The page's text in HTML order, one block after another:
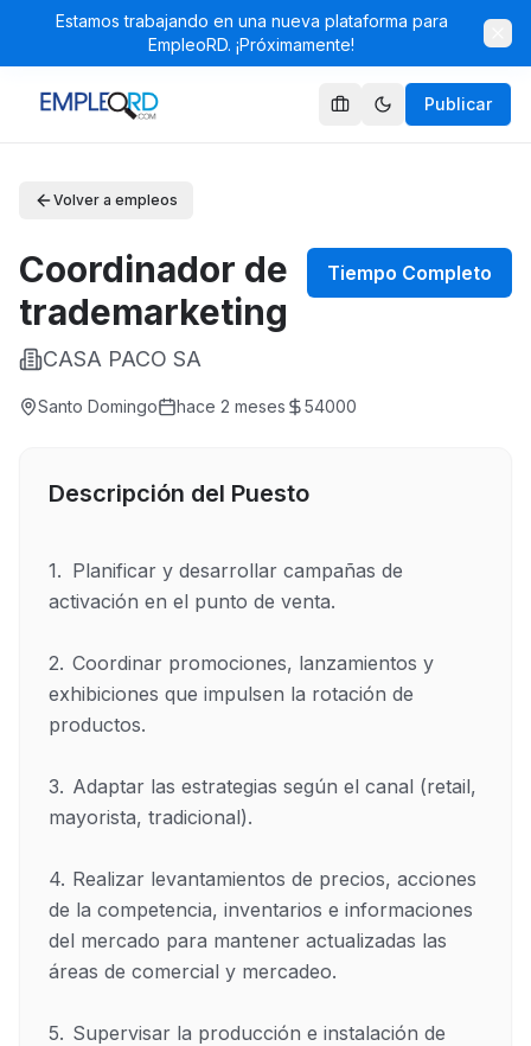
Estamos trabajando en una nueva plataforma para
EmpleoRD. ¡Próximamente!
Publicar
Volver a empleos
Coordinador de
trademarketing
CASA PACO SA
Tiempo Completo
Santo Domingo hace 2 meses 54000
Descripción del Puesto
1.	Planificar y desarrollar campañas de
activación en el punto de venta.
2.	Coordinar promociones, lanzamientos y
exhibiciones que impulsen la rotación de
productos.
3.	Adaptar las estrategias según el canal (retail,
mayorista, tradicional).
4.	Realizar levantamientos de precios, acciones
de la competencia, inventarios e informaciones
del mercado para mantener actualizadas las
áreas de comercial y mercadeo.
5.	Supervisar la producción e instalación de